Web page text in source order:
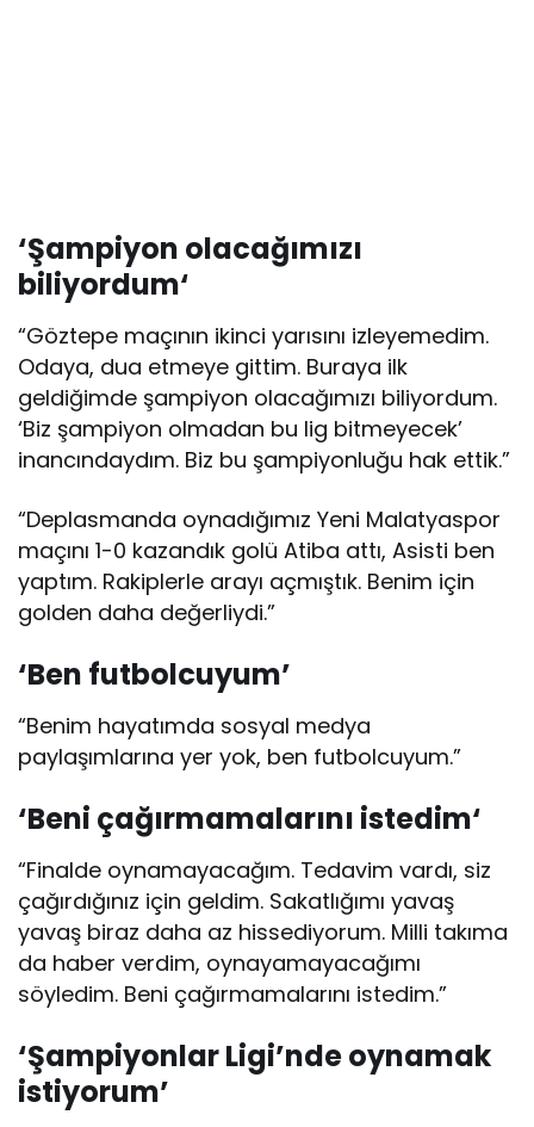
‘Şampiyon olacağımızı
biliyordum‘
“Göztepe maçının ikinci yarısını izleyemedim.
Odaya, dua etmeye gittim. Buraya ilk
geldiğimde şampiyon olacağımızı biliyordum.
‘Biz şampiyon olmadan bu lig bitmeyecek’
inancındaydım. Biz bu şampiyonluğu hak ettik.”
“Deplasmanda oynadığımız Yeni Malatyaspor
maçını 1-0 kazandık golü Atiba attı, Asisti ben
yaptım. Rakiplerle arayı açmıştık. Benim için
golden daha değerliydi.”
‘Ben futbolcuyum’
“Benim hayatımda sosyal medya
paylaşımlarına yer yok, ben futbolcuyum.”
‘Beni çağırmamalarını istedim‘
“Finalde oynamayacağım. Tedavim vardı, siz
çağırdığınız için geldim. Sakatlığımı yavaş
yavaş biraz daha az hissediyorum. Milli takıma
da haber verdim, oynayamayacağımı
söyledim. Beni çağırmamalarını istedim.”
‘Şampiyonlar Ligi’nde oynamak
istiyorum’